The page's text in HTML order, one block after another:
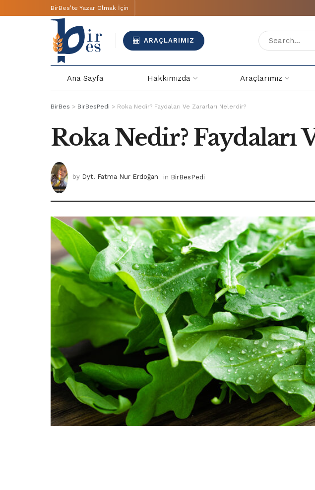
BirBes’te Yazar Olmak İçin
ARAÇLARIMIZ
Ana Sayfa Hakkımızda Araçlarımız
BirBes > BirBesPedi > Roka Nedir? Faydaları Ve Zararları Nelerdir?
Roka Nedir? Faydaları
by Dyt. Fatma Nur Erdoğan in BirBesPedi